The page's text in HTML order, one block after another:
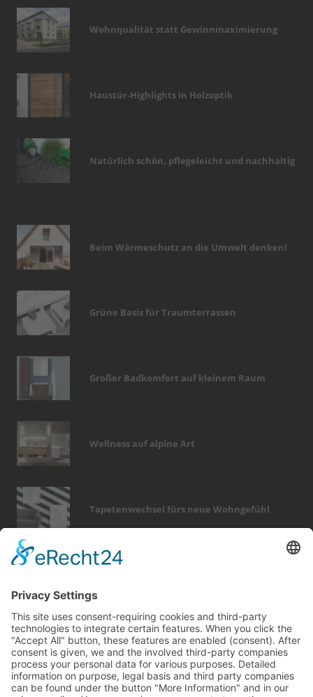
Wohnqualität statt Gewinnmaximierung
Haustür-Highlights in Holzoptik
Natürlich schön, pflegeleicht und nachhaltig
Beim Wärmeschutz an die Umwelt denken!
Grüne Basis für Traumterrassen
Großer Badkomfort auf kleinem Raum
Wellness auf alpine Art
Tapetenwechsel fürs neue Wohngefühl
fotovoltaik heizung wellness
dekoration
entfeuchtung
hausbau zaun fenster
sanieren
rund ums haus
garten dach
modernisieren